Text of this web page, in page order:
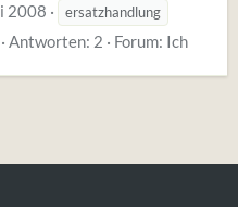
2008
ersatzhandlung
Antworten: 2 Forum: Ich